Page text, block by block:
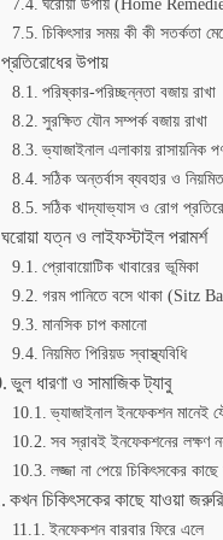
চিকিৎসার সময় কী কী সতর্কতা
প্রতিরোধের উপায়
পরিষ্কার-পরিচ্ছন্নতা বজায় রাখা
সুরক্ষিত যৌন সম্পর্ক বজায় রাখা
ভ্যাজাইনাল এলাকায় রাসায়নিক
সঠিক অন্তর্বাস ব্যবহার ও
সঠিক খাদ্যাভ্যাস ও রোগ
ঘরোয়া যত্ন ও লাইফস্টাইল পরামর্শ
প্রোবায়োটিক খাবারের ভূমিকা
গরম পানিতে বসে থাকা (Sitz
মানসিক চাপ কমানো
নিয়মিত পিরিয়ড স্বাস্থ্যবিধি
ভুল ধারণা ও সামাজিক ট্যাবু
ভ্যাজাইনাল ইনফেকশন মানেই
সব স্রাবই ইনফেকশনের লক্ষণ
লজ্জা না পেয়ে চিকিৎসকের
কখন চিকিৎসকের কাছে যাওয়া জরুরি
ইনফেকশন বারবার ফিরে এলে